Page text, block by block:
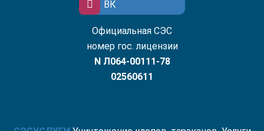
ВК
Официальная СЭС
номер гос. лицензии
N Л064-00111-78
02560611